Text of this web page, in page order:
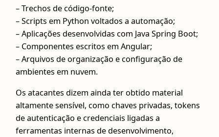
– Trechos de código-fonte;
– Scripts em Python voltados a automação;
– Aplicações desenvolvidas com Java Spring Boot;
– Componentes escritos em Angular;
– Arquivos de organização e configuração de
ambientes em nuvem.
Os atacantes dizem ainda ter obtido material
altamente sensível, como chaves privadas, tokens
de autenticação e credenciais ligadas a
ferramentas internas de desenvolvimento,